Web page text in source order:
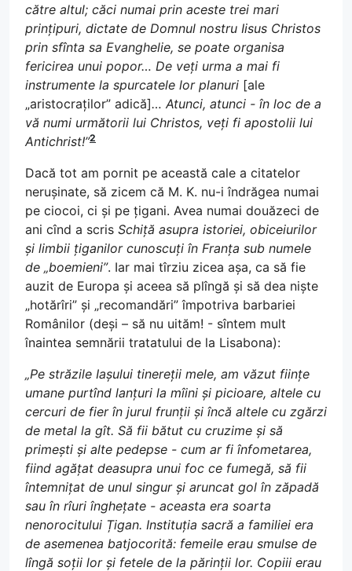
către altul; căci numai prin aceste trei mari
prințipuri, dictate de Domnul nostru Iisus Christos
prin sfînta sa Evanghelie, se poate organisa
fericirea unui popor… De veți urma a mai fi
instrumente la spurcatele lor planuri [ale
„aristocraților” adică]… Atunci, atunci - în loc de a
vă numi următorii lui Christos, veți fi apostolii lui
Antichrist!”2
Dacă tot am pornit pe această cale a citatelor
nerușinate, să zicem că M. K. nu-i îndrăgea numai
pe ciocoi, ci și pe țigani. Avea numai douăzeci de
ani cînd a scris Schiță asupra istoriei, obiceiurilor
și limbii țiganilor cunoscuți în Franța sub numele
de „boemieni”. Iar mai tîrziu zicea așa, ca să fie
auzit de Europa și aceea să plîngă și să dea niște
„hotărîri” și „recomandări” împotriva barbariei
Românilor (deși – să nu uităm! - sîntem mult
înaintea semnării tratatului de la Lisabona):
„Pe străzile Iașului tinereții mele, am văzut ființe
umane purtînd lanțuri la mîini și picioare, altele cu
cercuri de fier în jurul frunții și încă altele cu zgărzi
de metal la gît. Să fii bătut cu cruzime și să
primești și alte pedepse - cum ar fi înfometarea,
fiind agățat deasupra unui foc ce fumegă, să fii
întemnițat de unul singur și aruncat gol în zăpadă
sau în rîuri înghețate - aceasta era soarta
nenorocitului Țigan. Instituția sacră a familiei era
de asemenea batjocorită: femeile erau smulse de
lîngă soții lor și fetele de la părinții lor. Copiii erau